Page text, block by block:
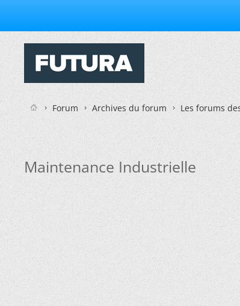
Forum Archives du forum Les forums
Maintenance Industrielle